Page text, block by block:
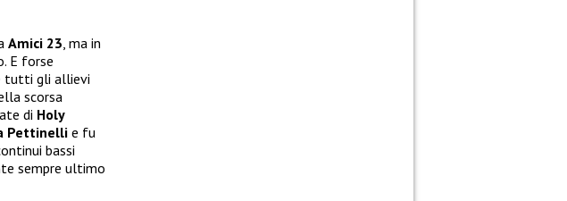
Amici 23, ma in
E forse
tutti gli allievi
scorsa
di Holy
Pettinelli e fu
bassi
sempre ultimo